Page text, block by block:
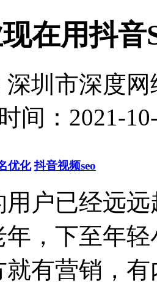
在用抖音
圳市深度
间：2021-
优化 抖音视频seo
已经远远
，下至年
就有营销，